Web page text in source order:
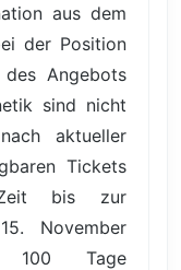
aus dem
der Position
Angebots
sind nicht
aktueller
Tickets
bis zur
November
100 Tage